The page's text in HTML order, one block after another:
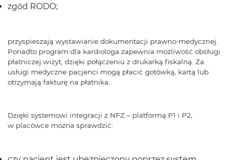
zgód RODO;
przyspieszają wystawianie dokumentacji prawno-medycznej.
Ponadto program dla kardiologa zapewnia możliwość obsługi
płatniczej wizyt, dzięki połączeniu z drukarką fiskalną. Za
usługi medyczne pacjenci mogą płacić gotówką, kartą lub
otrzymają fakturę na płatnika.
Dzięki systemowi integracji z NFZ – platformą P1 i P2,
w placówce można sprawdzić: